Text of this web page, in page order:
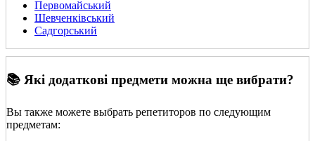
Первомайський
Шевченківський
Садгорський
📚 Які додаткові предмети можна ще вибрати?
Вы также можете выбрать репетиторов по следующим
предметам: